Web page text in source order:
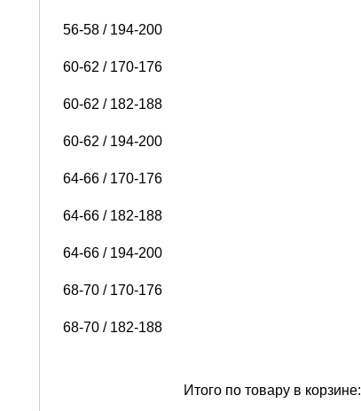
56-58 / 194-200
60-62 / 170-176
60-62 / 182-188
60-62 / 194-200
64-66 / 170-176
64-66 / 182-188
64-66 / 194-200
68-70 / 170-176
68-70 / 182-188
Итого по товару в корзине: